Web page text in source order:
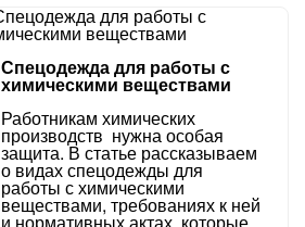
Спецодежда для работы с
химическими веществами
Работникам химических
производств нужна особая
защита. В статье рассказываем
о видах спецодежды для
работы с химическими
веществами, требованиях к ней